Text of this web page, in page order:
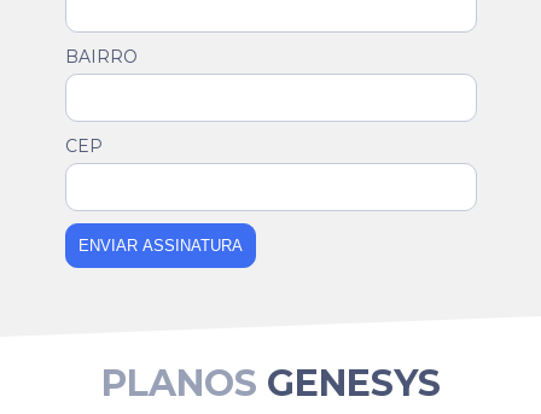
BAIRRO
CEP
ENVIAR ASSINATURA
PLANOS GENESYS